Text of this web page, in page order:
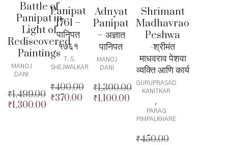
Battle of
Panipat in
Light of
Rediscovered
Paintings
MANOJ
DANI
₹1,499.00
Original
₹1,300.00
Panipat
1761 –
पानिपत
१७६१
T. S.
SHEJWALKAR
₹400.00
Original
₹370.00
Adnyat
Panipat
– अज्ञात
पानिपत
MANOJ
DANI
₹1,300.00
Original
₹1,100.00
₹1,100.00.
Shrimant
Madhavrao
Peshwa
-श्रीमंत
माधवराव पेशवा
व्यक्ति आणि कार्य
GURUPRASAD
KANITKAR
,
PARAG
PIMPALKHARE
₹450.00